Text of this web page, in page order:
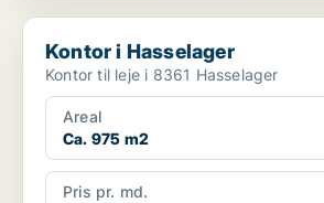
Kontor i Hasselager
Kontor i Hasselager
Kontor til leje i 8361 Hasselager
Areal
Ca. 975 m2
Pris pr. md.